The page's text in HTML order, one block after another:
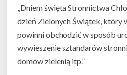
„Dniem święta Stronnictwa
dzień Zielonych Świątek, który
powinni obchodzić w sposób
wywieszenie sztandarów
domów zielenią itp.”